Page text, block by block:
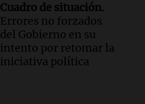
Cuadro de situación.
Errores no forzados
del Gobierno en su
intento por retomar la
iniciativa política